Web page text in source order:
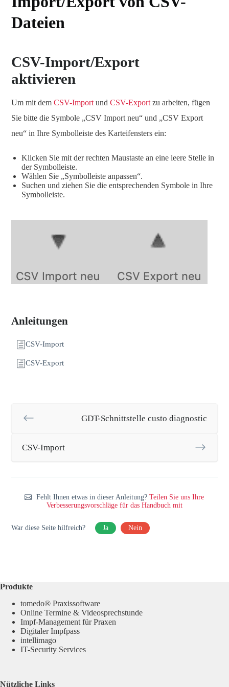
Dateien
CSV-Import/Export
aktivieren
Um mit dem CSV-Import und CSV-Export zu arbeiten, fügen
Sie bitte die Symbole „CSV Import neu“ und „CSV Export
neu“ in Ihre Symbolleiste des Karteifensters ein:
Klicken Sie mit der rechten Maustaste an eine leere Stelle in
der Symbolleiste.
Wählen Sie „Symbolleiste anpassen“.
Suchen und ziehen Sie die entsprechenden Symbole in Ihre
Symbolleiste.
Anleitungen
CSV-Import
CSV-Export
GDT-Schnittstelle custo diagnostic
CSV-Import
Fehlt Ihnen etwas in dieser Anleitung?Teilen Sie uns Ihre
Verbesserungsvorschläge für das Handbuch mit
War diese Seite hilfreich? Ja Nein
Produkte
tomedo® Praxissoftware
Online Termine & Videosprechstunde
Impf-Management für Praxen
Digitaler Impfpass
intellimago
IT-Security Services
Nützliche Links